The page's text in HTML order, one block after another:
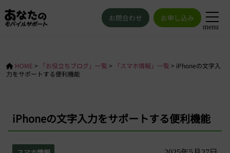
menu
お問合わせ お申し込み
HOME > 「お役立ちブログ」一覧 > 「スマホ情報」一覧 > iPhoneの文字入
力をサポートする便利機能
iPhoneの文字入力をサポートする便利機能